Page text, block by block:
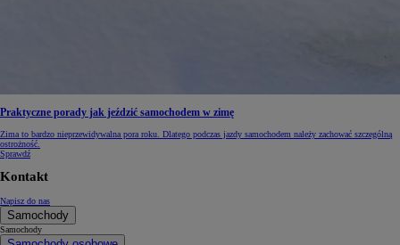
Praktyczne porady jak jeździć samochodem w zimę
Zima to bardzo nieprzewidywalna pora roku. Dlatego podczas jazdy samochodem należy zachować szczególną
ostrożność.
Sprawdź
Kontakt
Napisz do nas
Samochody
Samochody